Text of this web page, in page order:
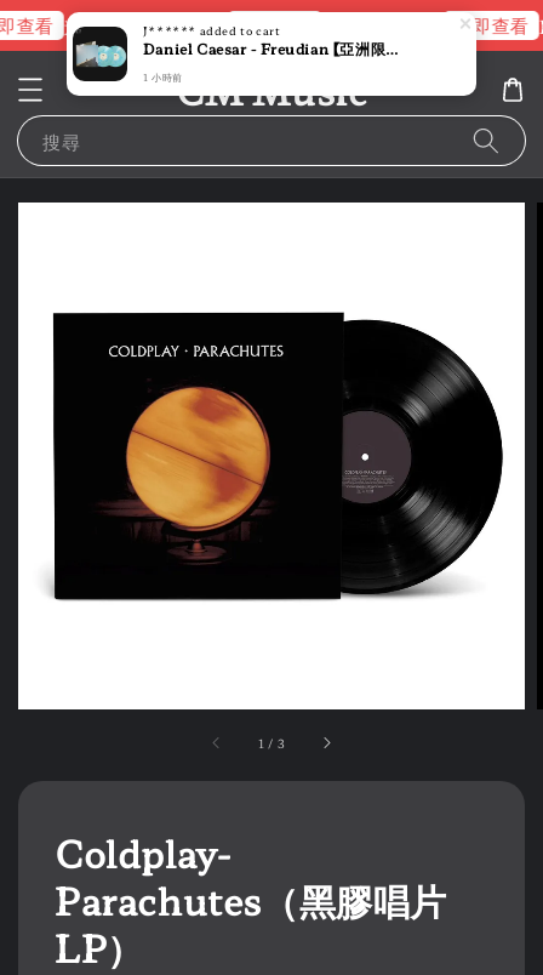
查看 進擊的巨人片頭曲 立即查看 立即查看
CM Music
搜尋
1 / 3
Coldplay-
Parachutes（黑膠唱片
LP）
J****** added to cart
Daniel Caesar - Freudian 【亞洲限定版｜限量版】 (黑膠唱片 2LP)
1 小時前